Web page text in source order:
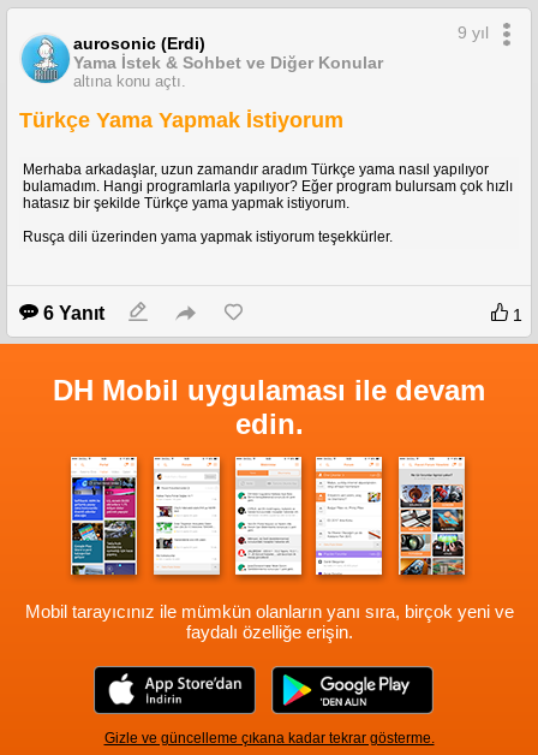
aurosonic (Erdi)
Yama İstek & Sohbet ve Diğer Konular
altına konu açtı.
9 yıl
Türkçe Yama Yapmak İstiyorum
Merhaba arkadaşlar, uzun zamandır aradım Türkçe yama nasıl yapılıyor
bulamadım. Hangi programlarla yapılıyor? Eğer program bulursam çok hızlı
hatasız bir şekilde Türkçe yama yapmak istiyorum.
Rusça dili üzerinden yama yapmak istiyorum teşekkürler.
6 Yanıt 1
DH Mobil uygulaması ile devam
edin.
Mobil tarayıcınız ile mümkün olanların yanı sıra, birçok yeni ve
faydalı özelliğe erişin.
Gizle ve güncelleme çıkana kadar tekrar gösterme.